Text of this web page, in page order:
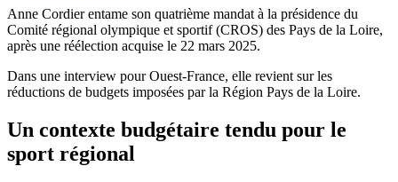
Anne Cordier entame son quatrième mandat à la présidence du
Comité régional olympique et sportif (CROS) des Pays de la Loire,
après une réélection acquise le 22 mars 2025.
Dans une interview pour Ouest-France, elle revient sur les
réductions de budgets imposées par la Région Pays de la Loire.
Un contexte budgétaire tendu pour le
sport régional